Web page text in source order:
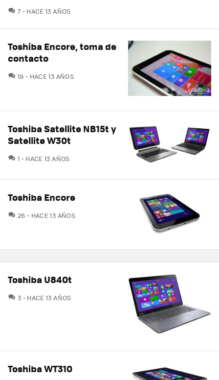
7COMENTARIOS
HACE 13 AÑOS
Toshiba Encore, toma de
contacto
19 COMENTARIOS
HACE 13 AÑOS
Toshiba Satellite NB15t y
Satellite W30t
1 COMENTARIOS
HACE 13 AÑOS
Toshiba Encore
26 COMENTARIOS
HACE 13 AÑOS
Toshiba U840t
3 COMENTARIOS
HACE 13 AÑOS
Toshiba WT310